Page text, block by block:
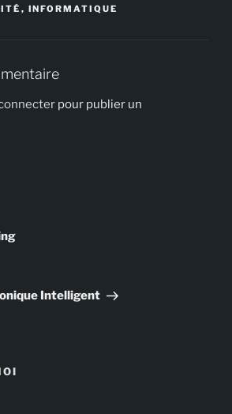
, INFORMATIQUE
pour publier un
Intelligent